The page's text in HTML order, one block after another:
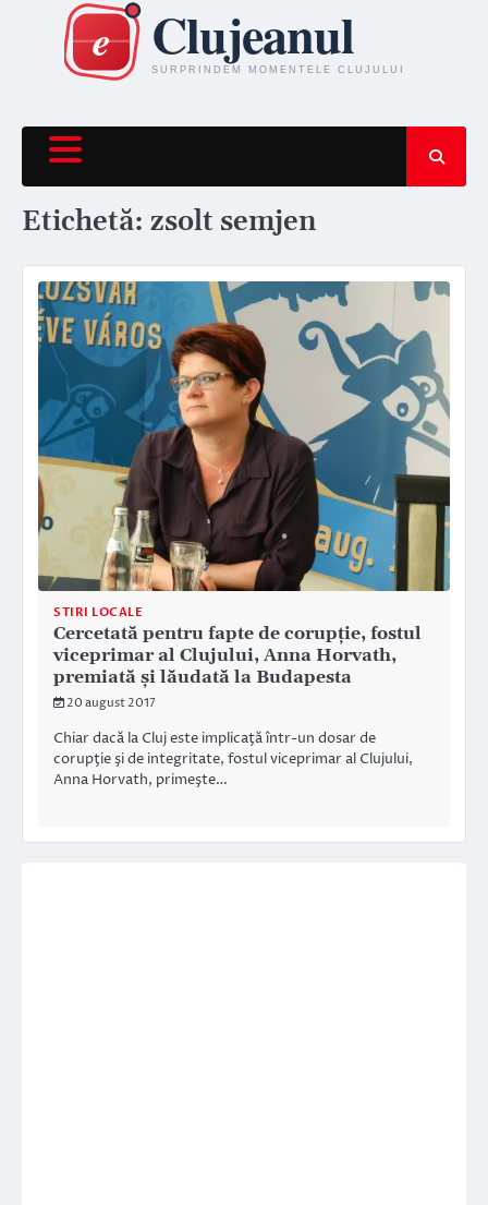
content
Etichetă: zsolt semjen
STIRI LOCALE
Cercetată pentru fapte de corupţie, fostul
viceprimar al Clujului, Anna Horvath,
premiată şi lăudată la Budapesta
20 august 2017
Chiar dacă la Cluj este implicaţă într-un dosar de
corupţie şi de integritate, fostul viceprimar al Clujului,
Anna Horvath, primeşte…